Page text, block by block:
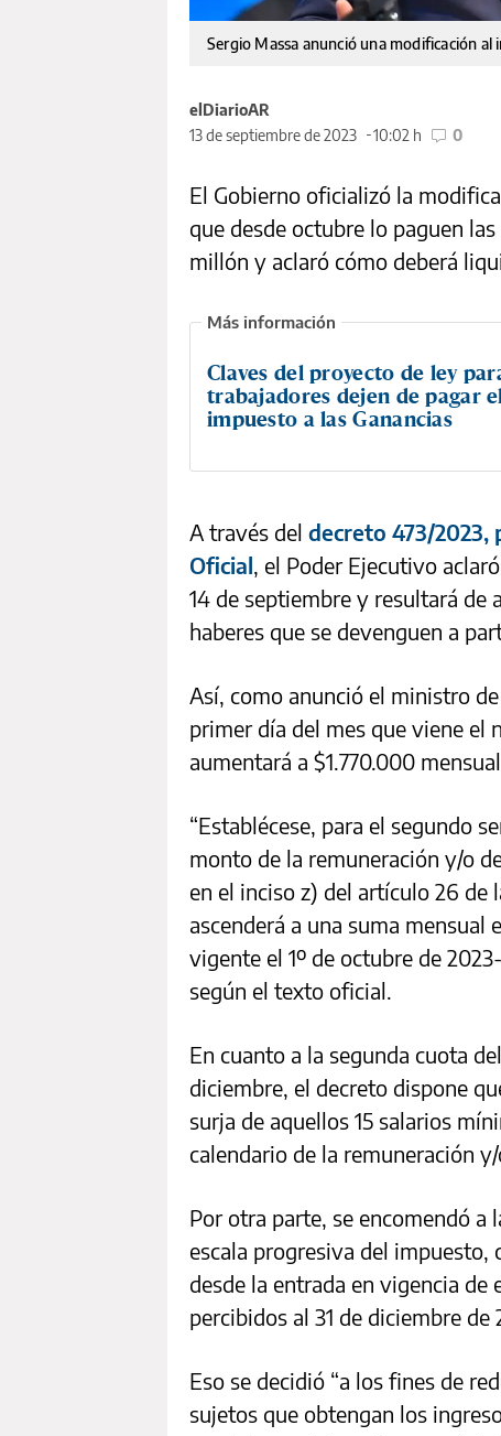
Sergio Massa anunció una modificación al
elDiarioAR
13 de septiembre de 2023
10:02 h 0
El Gobierno oficializó la
que desde octubre lo paguen
millón y aclaró cómo deberá
Claves del proyecto de ley
trabajadores dejen de pagar
impuesto a las Ganancias
A través del decreto 473/2023,
Oficial, el Poder Ejecutivo
14 de septiembre y resultará de
haberes que se devenguen a
Así, como anunció el ministro
primer día del mes que viene el
aumentará a $1.770.000
“Establécese, para el segundo
monto de la remuneración y/o
en el inciso z) del artículo 26 de
ascenderá a una suma
vigente el 1º de octubre de
según el texto oficial.
En cuanto a la segunda cuota
diciembre, el decreto dispone
surja de aquellos 15 salarios
calendario de la remuneración
Por otra parte, se encomendó a
escala progresiva del
desde la entrada en vigencia
percibidos al 31 de diciembre de
Eso se decidió “a los fines de
sujetos que obtengan los